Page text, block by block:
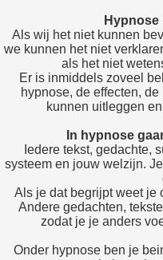
Hypnose
Als wij het niet kunnen
we kunnen het niet
als het niet
Er is inmiddels zoveel
hypnose, de effecten,
kunnen uitleggen
In hypnose
Iedere tekst, gedachte,
systeem en jouw welzijn.
Als je dat begrijpt weet je
Andere gedachten,
zodat je je anders
Onder hypnose ben je